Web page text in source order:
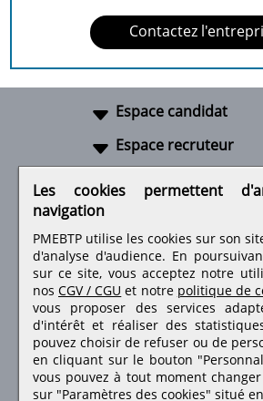
Contactez
Espace candidat
Espace recruteur
Retrouvez-nous sur les
Les cookies permettent
navigation
PMEBTP utilise les cookies sur son
d'analyse d'audience. En
sur ce site, vous acceptez notre
nos CGV / CGU et notre politique de
vous proposer des services
d'intérêt et réaliser des
pouvez choisir de refuser ou de
en cliquant sur le bouton
vous pouvez à tout moment
sur "Paramètres des cookies" situé